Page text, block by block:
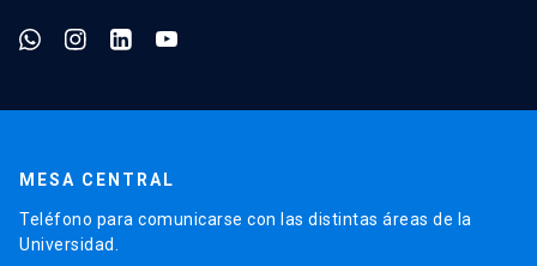
MESA CENTRAL
Teléfono para comunicarse con las distintas áreas de la
Universidad.